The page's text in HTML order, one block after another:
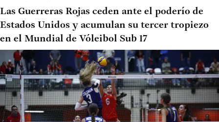
Las Guerreras Rojas ceden ante el poderío de
Estados Unidos y acumulan su tercer tropiezo
en el Mundial de Vóleibol Sub 17